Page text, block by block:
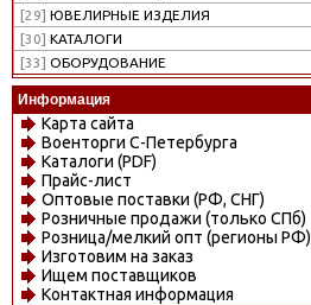
[29] ЮВЕЛИРНЫЕ ИЗДЕЛИЯ
[30] КАТАЛОГИ
[33] ОБОРУДОВАНИЕ
Информация
Карта сайта
Военторги С-Петербурга
Каталоги (PDF)
Прайс-лист
Оптовые поставки (РФ, СНГ)
Розничные продажи (только СПб)
Розница/мелкий опт (регионы РФ)
Изготовим на заказ
Ищем поставщиков
Контактная информация